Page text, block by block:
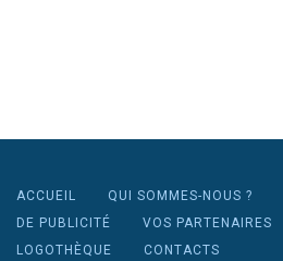
ACCUEIL QUI SOMMES-NOUS ?
DE PUBLICITÉ
VOS PARTENAIRES
LOGOTHÈQUE
CONTACTS